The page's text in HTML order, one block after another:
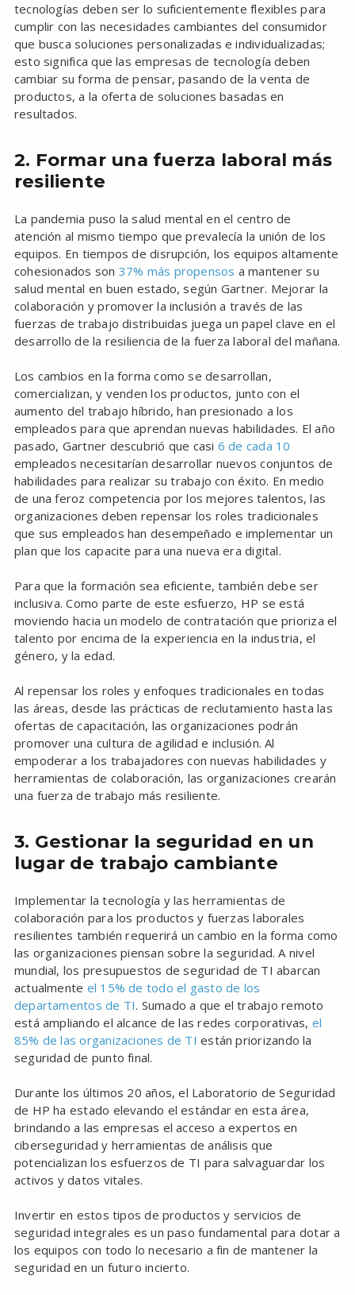
tecnologías deben ser lo suficientemente flexibles para
cumplir con las necesidades cambiantes del consumidor
que busca soluciones personalizadas e individualizadas;
esto significa que las empresas de tecnología deben
cambiar su forma de pensar, pasando de la venta de
productos, a la oferta de soluciones basadas en
resultados.
2. Formar una fuerza laboral más
resiliente
La pandemia puso la salud mental en el centro de
atención al mismo tiempo que prevalecía la unión de los
equipos. En tiempos de disrupción, los equipos altamente
cohesionados son 37% más propensos a mantener su
salud mental en buen estado, según Gartner. Mejorar la
colaboración y promover la inclusión a través de las
fuerzas de trabajo distribuidas juega un papel clave en el
desarrollo de la resiliencia de la fuerza laboral del mañana.
Los cambios en la forma como se desarrollan,
comercializan, y venden los productos, junto con el
aumento del trabajo híbrido, han presionado a los
empleados para que aprendan nuevas habilidades. El año
pasado, Gartner descubrió que casi 6 de cada 10
empleados necesitarían desarrollar nuevos conjuntos de
habilidades para realizar su trabajo con éxito. En medio
de una feroz competencia por los mejores talentos, las
organizaciones deben repensar los roles tradicionales
que sus empleados han desempeñado e implementar un
plan que los capacite para una nueva era digital.
Para que la formación sea eficiente, también debe ser
inclusiva. Como parte de este esfuerzo, HP se está
moviendo hacia un modelo de contratación que prioriza el
talento por encima de la experiencia en la industria, el
género, y la edad.
Al repensar los roles y enfoques tradicionales en todas
las áreas, desde las prácticas de reclutamiento hasta las
ofertas de capacitación, las organizaciones podrán
promover una cultura de agilidad e inclusión. Al
empoderar a los trabajadores con nuevas habilidades y
herramientas de colaboración, las organizaciones crearán
una fuerza de trabajo más resiliente.
3. Gestionar la seguridad en un
lugar de trabajo cambiante
Implementar la tecnología y las herramientas de
colaboración para los productos y fuerzas laborales
resilientes también requerirá un cambio en la forma como
las organizaciones piensan sobre la seguridad. A nivel
mundial, los presupuestos de seguridad de TI abarcan
actualmente el 15% de todo el gasto de los
departamentos de TI. Sumado a que el trabajo remoto
está ampliando el alcance de las redes corporativas, el
85% de las organizaciones de TI están priorizando la
seguridad de punto final.
Durante los últimos 20 años, el Laboratorio de Seguridad
de HP ha estado elevando el estándar en esta área,
brindando a las empresas el acceso a expertos en
ciberseguridad y herramientas de análisis que
potencializan los esfuerzos de TI para salvaguardar los
activos y datos vitales.
Invertir en estos tipos de productos y servicios de
seguridad integrales es un paso fundamental para dotar a
los equipos con todo lo necesario a fin de mantener la
seguridad en un futuro incierto.